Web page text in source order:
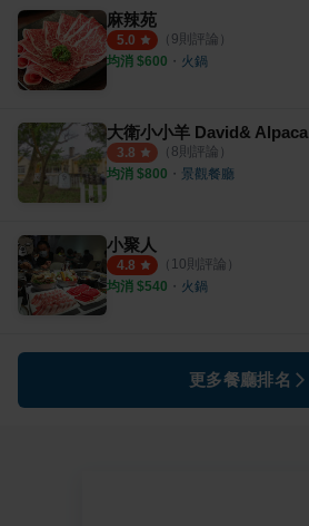
麻辣苑
5.0 （ 9則評論）
均消 $600 ・ 火鍋
大衛小小羊 David& Alpaca
3.8 （ 8則評論）
均消 $800 ・ 景觀餐廳
小聚人
4.8 （ 10則評論）
均消 $540 ・ 火鍋
更多餐廳排名